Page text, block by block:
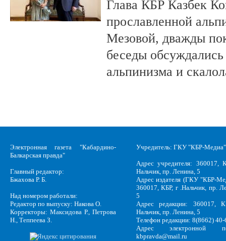
Глава КБР Казбек
прославленной
Мезовой, дважды
беседы
альпинизма и
Электронная газета "Кабардино-
Балкарская правда"
Главный редактор:
Бжахова Р. Б.
Над номером работали:
Редактор по выпуску: Накова О.
Корректоры: Максидова Р., Петрова
Н., Теппеева З.
Учредитель: ГКУ "КБР-Медиа"
Адрес учредителя: 360017,
Нальчик, пр. Ленина, 5
Адрес издателя (ГКУ "КБР-
360017, КБР, г .Нальчик, пр.
5
Адрес редакции: 360017,
Нальчик, пр. Ленина, 5
Телефон редакции: 8(8662)
Адрес электронной
kbpravda@mail.ru